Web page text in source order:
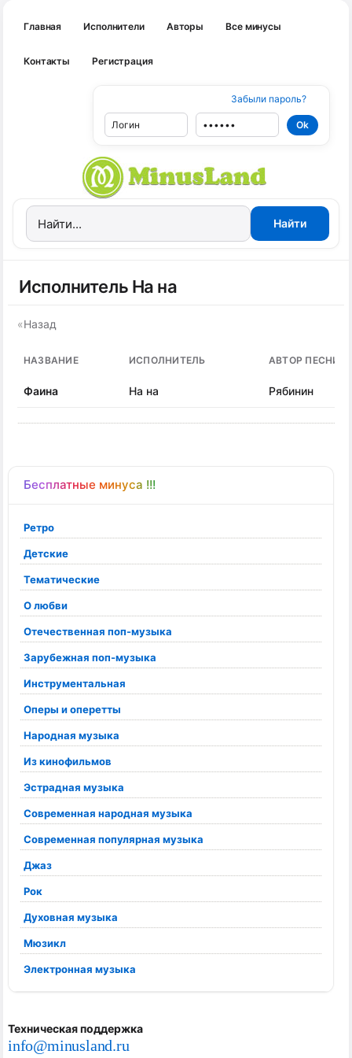
Главная Исполнители Авторы Все минусы
Контакты Регистрация
Забыли пароль?
Бесплатные минуса !!!
Ретро
Детские
Тематические
О любви
Отечественная поп-музыка
Зарубежная поп-музыка
Инструментальная
Оперы и оперетты
Народная музыка
Из кинофильмов
Эстрадная музыка
Современная народная музыка
Современная популярная музыка
Джаз
Рок
Духовная музыка
Мюзикл
Электронная музыка
Техническая поддержка
info@minusland.ru
Исполнитель На на
«Назад
НАЗВАНИЕ ИСПОЛНИТЕЛЬ АВТОР ПЕСНИ
Фаина На на Рябинин